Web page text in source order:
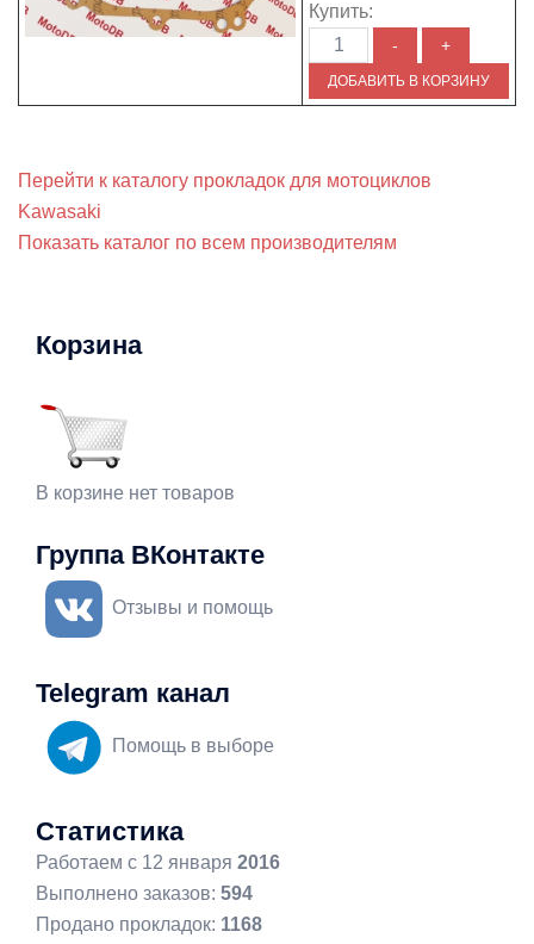
Купить:
Перейти к каталогу прокладок для мотоциклов
Kawasaki
Показать каталог по всем производителям
Корзина
В корзине нет товаров
Группа ВКонтакте
Отзывы и помощь
Telegram канал
Помощь в выборе
Статистика
Работаем с 12 января 2016
Выполнено заказов: 594
Продано прокладок: 1168